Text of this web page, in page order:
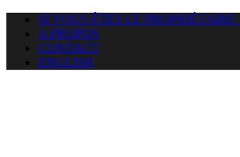
SI VOUS ÊTES LE PROPRIÉTAIRE
A PROPOS
CONTACT
ENGLISH